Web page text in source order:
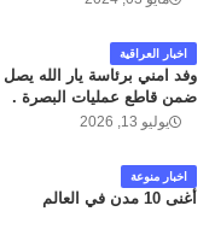
اخبار العراقية
وفد امني برئاسة يار الله يصل
ضمن قاطع عمليات البصرة .
يوليو 13, 2026
اخبار منوعة
أغنى 10 مدن في العالم